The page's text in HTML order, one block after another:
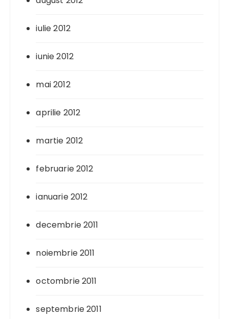
iulie 2012
iunie 2012
mai 2012
aprilie 2012
martie 2012
februarie 2012
ianuarie 2012
decembrie 2011
noiembrie 2011
octombrie 2011
septembrie 2011